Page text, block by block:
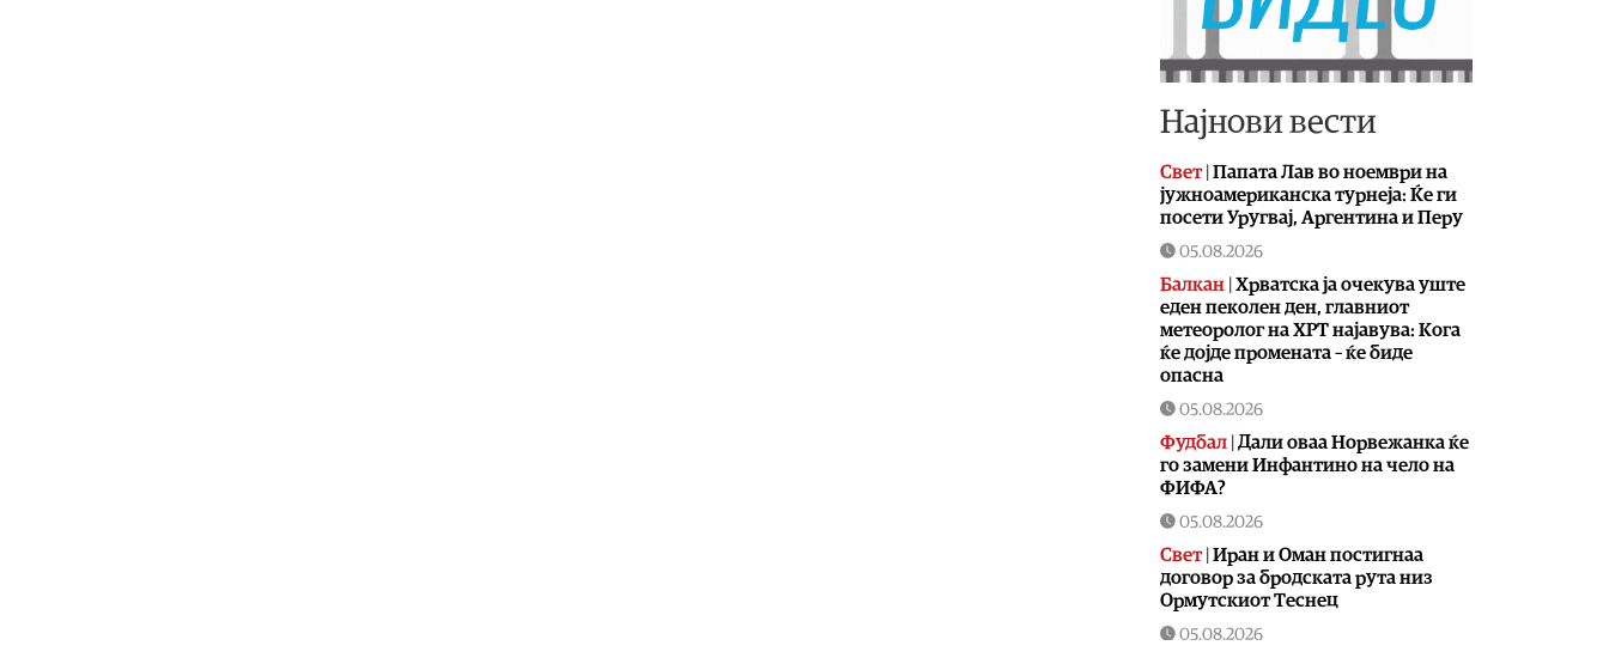
Најнови вести
Свет| Папата Лав во ноември на
јужноамериканска турнеја: Ќе ги
посети Уругвај, Аргентина и Перу
05.08.2026
Балкан | Хрватска ја очекува уште
еден пеколен ден, главниот
метеоролог на ХРТ најавува: Кога
ќе дојде промената – ќе биде
опасна
05.08.2026
Фудбал | Дали оваа Норвежанка ќе
го замени Инфантино на чело на
ФИФА?
05.08.2026
Свет| Иран и Оман постигнаа
договор за бродската рута низ
Ормутскиот Теснец
05.08.2026